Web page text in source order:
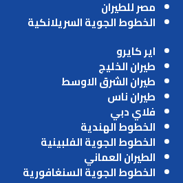
مصر للطيران
الخطوط الجوية السريلانكية
اير كايرو
طيران الخليج
طيران الشرق الاوسط
طيران ناس
فلاي دبي
الخطوط الهندية
الخطوط الجوية الفلبينية
الطيران العماني
الخطوط الجوية السنغافورية